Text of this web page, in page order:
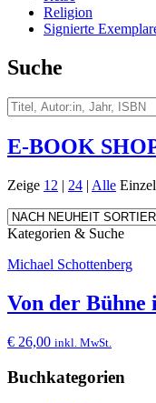
Religion
Signierte
Suche
E-BOOK
Zeige 12 | 24 | Alle
Kategorien & Suche
Michael Schottenberg
Von der Bühne
€ 26,00 inkl. MwSt.
Buchkategorien